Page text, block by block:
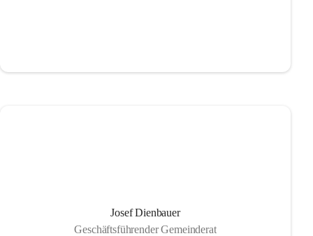
Josef Dienbauer
Geschäftsführender Gemeinderat